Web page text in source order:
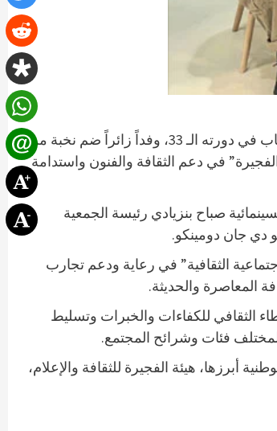
) – استقبلت جمعية الفجيرة الاجتماعية الثقافية، مساء أمس الأحد، على هامش معرض أبوظبي الدولي للكتاب في دورته الـ 33، وفداً زائراً ضم نخبة من
في دعم الثقافة والفنون واستدامة
صباح بنزيادي رئيسة الجمعية
دي جان دومينكو.
الثقافية” في رعاية ودعم تجارب
المعاصرة والحديثة.
الثقافي للكفاءات والخبرات وتسليط
لمختلف فئات وشرائح المجتمع.
أبرزها، هيئة الفجيرة للثقافة والإعلام،